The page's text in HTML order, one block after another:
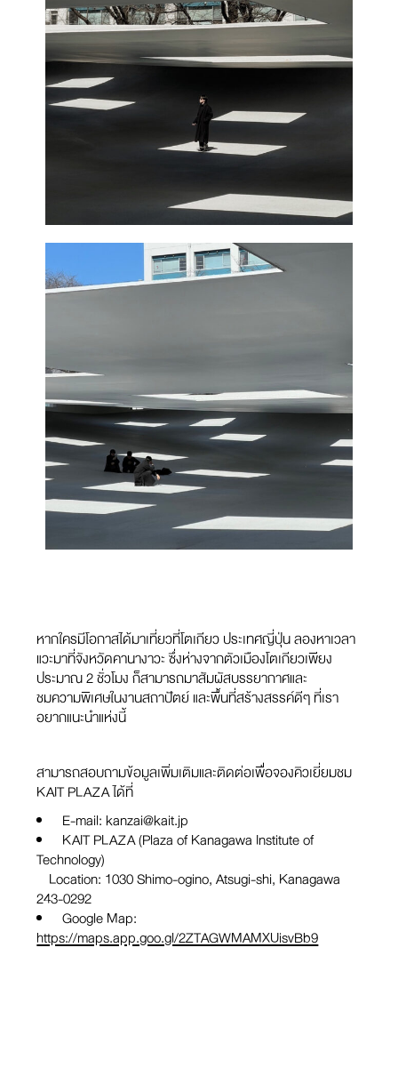
หากใครมีโอกาสได้มาเที่ยวที่โตเกียว ประเทศญี่ปุ่น ลองหาเวลา
แวะมาที่จังหวัดคานางาวะ ซึ่งห่างจากตัวเมืองโตเกียวเพียง
ประมาณ 2 ชั่วโมง ก็สามารถมาสัมผัสบรรยากาศและ
ชมความพิเศษในงานสถาปัตย์ และพื้นที่สร้างสรรค์ดีๆ ที่เรา
อยากแนะนำแห่งนี้
สามารถสอบถามข้อมูลเพิ่มเติมและติดต่อเพื่อจองคิวเยี่ยมชม
KAIT PLAZA ได้ที่
E-mail: kanzai@kait.jp
KAIT PLAZA (Plaza of Kanagawa Institute of
Technology)
Location: 1030 Shimo-ogino, Atsugi-shi, Kanagawa
243-0292
Google Map:
https://maps.app.goo.gl/2ZTAGWMAMXUisvBb9